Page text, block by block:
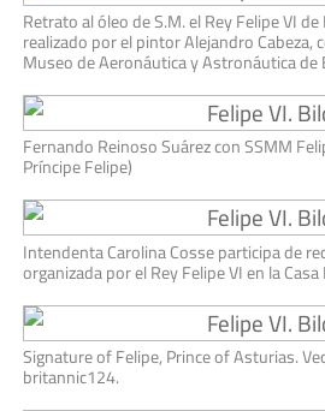
Retrato al óleo de S.M. el Rey Felipe VI de
realizado por el pintor Alejandro Cabeza,
Museo de Aeronáutica y Astronáutica de
Fernando Reinoso Suárez con SSMM
Príncipe Felipe)
Intendenta Carolina Cosse participa de
organizada por el Rey Felipe VI en la
Signature of Felipe, Prince of Asturias.
britannic124.